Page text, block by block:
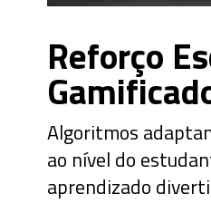
Algoritmos
ao nível do
aprendizado
Reforço